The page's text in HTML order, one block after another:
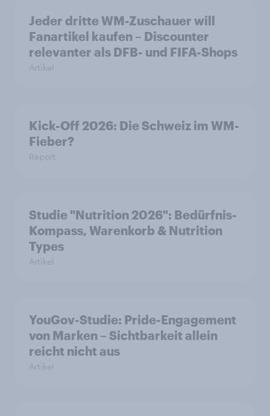
Jeder dritte WM-Zuschauer will
Fanartikel kaufen – Discounter
relevanter als DFB- und FIFA-Shops
Artikel
Kick-Off 2026: Die Schweiz im WM-
Fieber?​
Report
Studie "Nutrition 2026": Bedürfnis-
Kompass, Warenkorb & Nutrition
Types
Artikel
YouGov-Studie: Pride-Engagement
von Marken – Sichtbarkeit allein
reicht nicht aus
Artikel